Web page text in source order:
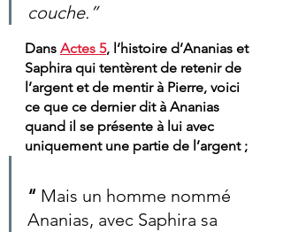
couche.”
Dans Actes 5, l’histoire d’Ananias et
Saphira qui tentèrent de retenir de
l’argent et de mentir à Pierre, voici
ce que ce dernier dit à Ananias
quand il se présente à lui avec
uniquement une partie de l’argent ;
“ Mais un homme nommé
Ananias, avec Saphira sa